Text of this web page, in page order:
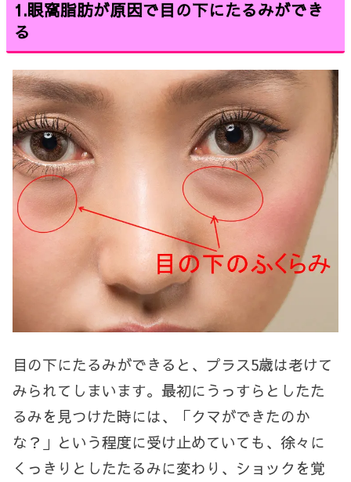
1.眼窩脂肪が原因で目の下にたるみができ
る
目の下にたるみができると、プラス5歳は老けて
みられてしまいます。最初にうっすらとしたた
るみを見つけた時には、「クマができたのか
な？」という程度に受け止めていても、徐々に
くっきりとしたたるみに変わり、ショックを覚